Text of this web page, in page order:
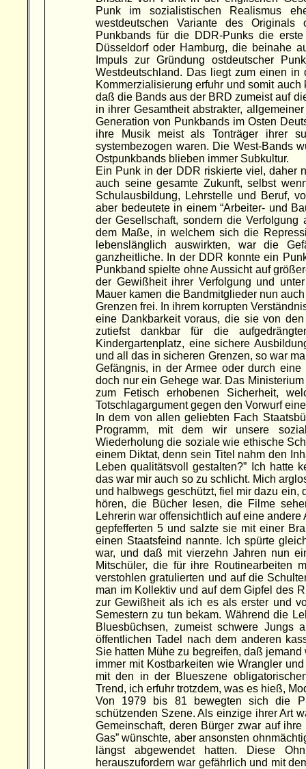
Punk im sozialistischen Realismus
westdeutschen Variante des
Punkbands für die DDR-Punks die
Düsseldorf oder Hamburg, die beinahe
Impuls zur Gründung ostdeutscher
Westdeutschland. Das liegt zum einen
Kommerzialisierung erfuhr und somit
daß die Bands aus der BRD zumeist auf
in ihrer Gesamtheit abstrakter,
Generation von Punkbands im Osten
ihre Musik meist als Tonträger ihrer
systembezogen waren. Die West-Bands
Ostpunkbands blieben immer Subkultur.
Ein Punk in der DDR riskierte viel, daher
auch seine gesamte Zukunft, selbst
Schulausbildung, Lehrstelle und Beruf,
aber bedeutete in einem “Arbeiter- und
der Gesellschaft, sondern die Verfolgung
dem Maße, in welchem sich die
lebenslänglich auswirkten, war die
ganzheitliche. In der DDR konnte ein
Punkband spielte ohne Aussicht auf
der Gewißheit ihrer Verfolgung und
Mauer kamen die Bandmitglieder nun
Grenzen frei. In ihrem korrupten
eine Dankbarkeit voraus, die sie von
zutiefst dankbar für die
Kindergartenplatz, eine sichere
und all das in sicheren Grenzen, so war
Gefängnis, in der Armee oder durch
doch nur ein Gehege war. Das
zum Fetisch erhobenen Sicherheit,
Totschlagargument gegen den Vorwurf
In dem von allen geliebten Fach
Programm, mit dem wir unsere
Wiederholung die soziale wie ethische
einem Diktat, denn sein Titel nahm den
Leben qualitätsvoll gestalten?” Ich hatte
das war mir auch so zu schlicht. Mich
und halbwegs geschützt, fiel mir dazu ein,
hören, die Bücher lesen, die Filme
Lehrerin war offensichtlich auf eine
gepfefferten 5 und salzte sie mit einer
einen Staatsfeind nannte. Ich spürte
war, und daß mit vierzehn Jahren nun
Mitschüler, die für ihre Routinearbeiten
verstohlen gratulierten und auf die
man im Kollektiv und auf dem Gipfel des
zur Gewißheit als ich es als erster und
Semestern zu tun bekam. Während die
Bluesbüchsen, zumeist schwere Jungs
öffentlichen Tadel nach dem anderen
Sie hatten Mühe zu begreifen, daß
immer mit Kostbarkeiten wie Wrangler
mit den in der Blueszene
Trend, ich erfuhr trotzdem, was es hieß,
Von 1979 bis 81 bewegten sich die
schützenden Szene. Als einzige ihrer Art
Gemeinschaft, deren Bürger zwar auf
Gas” wünschte, aber ansonsten
längst abgewendet hatten. Diese
herauszufordern war gefährlich und mit